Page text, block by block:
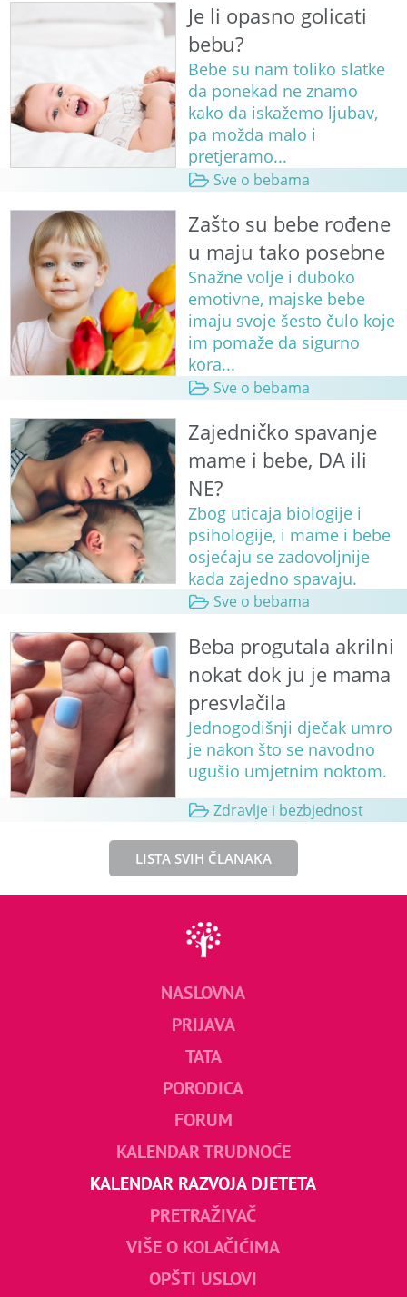
Je li opasno golicati
bebu?
Bebe su nam toliko slatke
da ponekad ne znamo
kako da iskažemo ljubav,
pa možda malo i
pretjeramo...
Sve o bebama
Zašto su bebe rođene
u maju tako posebne
Snažne volje i duboko
emotivne, majske bebe
imaju svoje šesto čulo koje
im pomaže da sigurno
kora...
Sve o bebama
Zajedničko spavanje
mame i bebe, DA ili
NE?
Zbog uticaja biologije i
psihologije, i mame i bebe
osjećaju se zadovoljnije
kada zajedno spavaju.
Sve o bebama
Beba progutala akrilni
nokat dok ju je mama
presvlačila
Jednogodišnji dječak umro
je nakon što se navodno
ugušio umjetnim noktom.
Zdravlje i bezbjednost
LISTA SVIH ČLANAKA
NASLOVNA
PRIJAVA
TATA
PORODICA
FORUM
KALENDAR TRUDNOĆE
KALENDAR RAZVOJA DJETETA
PRETRAŽIVAČ
VIŠE O KOLAČIĆIMA
OPŠTI USLOVI